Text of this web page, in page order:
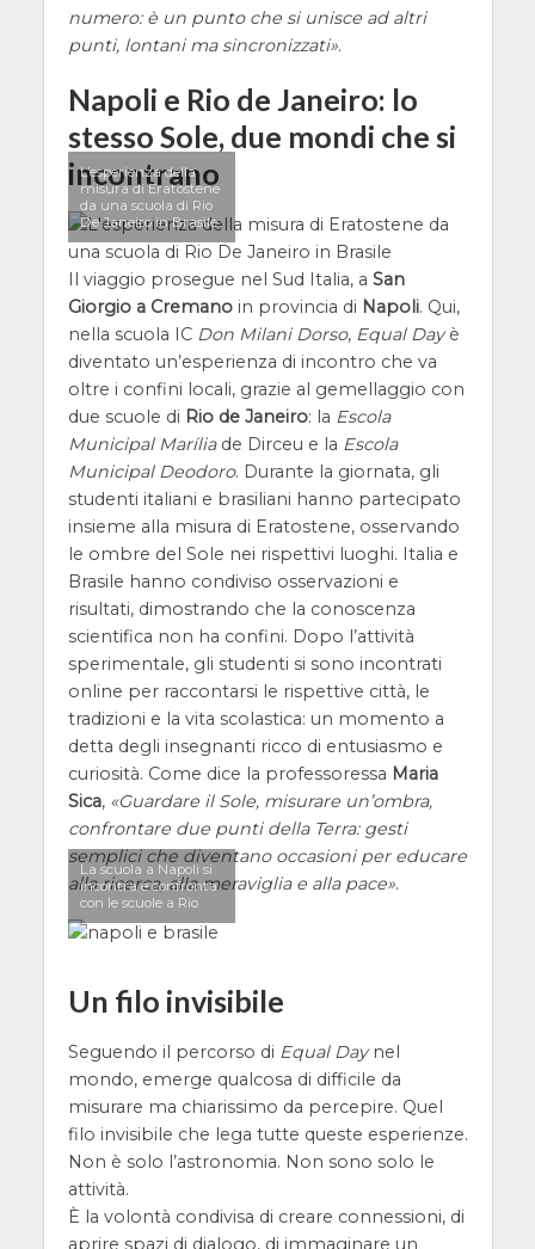
numero: è un punto che si unisce ad altri
punti, lontani ma sincronizzati .
Napoli e Rio de Janeiro: lo
stesso Sole, due mondi che si
incontrano
L’esperienza della
misura di Eratostene
da una scuola di Rio
De Janeiro in Brasile
Il viaggio prosegue nel Sud Italia, a San
Giorgio a Cremanoin provincia di Napoli. Qui,
nella scuola IC Don Milani Dorso, Equal Dayè
diventato un’esperienza di incontro che va
oltre i confini locali, grazie al gemellaggio con
due scuole di Rio de Janeiro: la Escola
Municipal Maríliade Dirceu e la Escola
Municipal Deodoro. Durante la giornata, gli
studenti italiani e brasiliani hanno partecipato
insieme alla misura di Eratostene, osservando
le ombre del Sole nei rispettivi luoghi. Italia e
Brasile hanno condiviso osservazioni e
risultati, dimostrando che la conoscenza
scientifica non ha confini. Dopo l’attività
sperimentale, gli studenti si sono incontrati
online per raccontarsi le rispettive città, le
tradizioni e la vita scolastica: un momento a
detta degli insegnanti ricco di entusiasmo e
curiosità. Come dice la professoressa Maria
Sica, Guardare il Sole, misurare un’ombra,
confrontare due punti della Terra: gesti
semplici che diventano occasioni per educare
alla ricerca, alla meraviglia e alla pace .
La scuola a Napoli si
incontra e confronta
con le scuole a Rio
Un filo invisibile
Seguendo il percorso di Equal Daynel
mondo, emerge qualcosa di difficile da
misurare ma chiarissimo da percepire. Quel
filo invisibile che lega tutte queste esperienze.
Non è solo l’astronomia. Non sono solo le
attività.
È la volontà condivisa di creare connessioni, di
aprire spazi di dialogo, di immaginare un